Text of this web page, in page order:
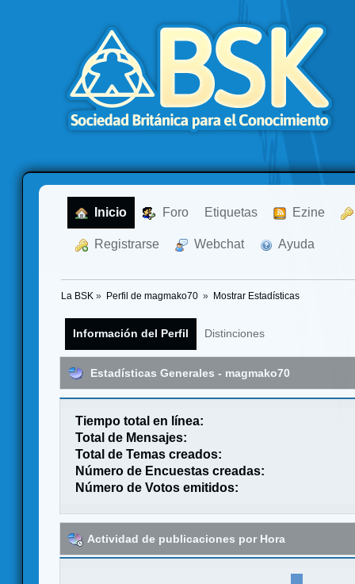
Inicio Foro Etiquetas Ezine
Registrarse Webchat Ayuda
La BSK » Perfil de magmako70 » Mostrar Estadísticas
Información del Perfil Distinciones
Estadísticas Generales - magmako70
Tiempo total en línea:
Total de Mensajes:
Total de Temas creados:
Número de Encuestas creadas:
Número de Votos emitidos:
Actividad de publicaciones por Hora